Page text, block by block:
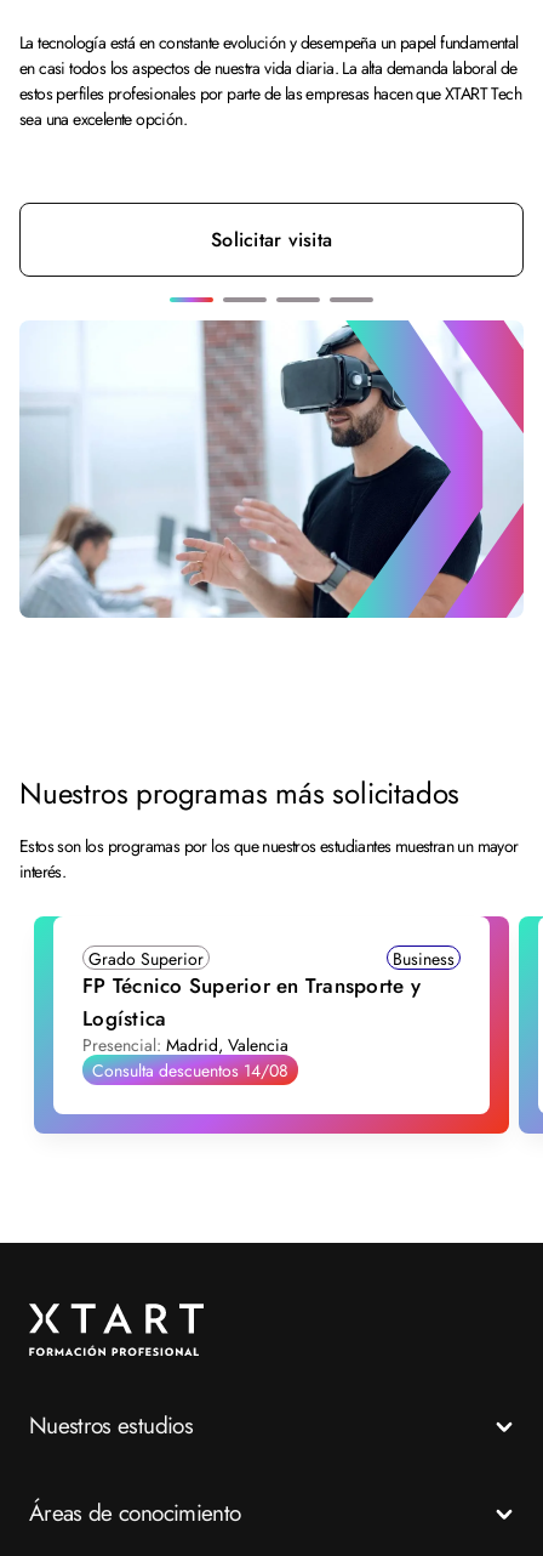
La tecnología está en constante evolución y desempeña un papel fundamental
en casi todos los aspectos de nuestra vida diaria. La alta demanda laboral de
estos perfiles profesionales por parte de las empresas hacen que XTART Tech
sea una excelente opción.
Solicitar visita
Nuestros programas más solicitados
Estos son los programas por los que nuestros estudiantes muestran un mayor
interés.
Grado Superior Business
FP Técnico Superior en Transporte y
Logística
Presencial: Madrid, Valencia
Consulta descuentos 14/08
Nuestros estudios
Grados Medios
Áreas de conocimiento